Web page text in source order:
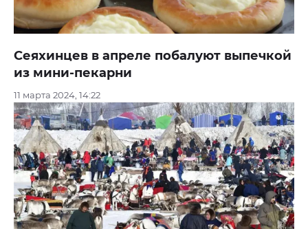
Сеяхинцев в апреле побалуют выпечкой
из мини-пекарни
11 марта 2024, 14:22